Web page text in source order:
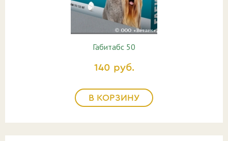
Габитабс 50
140 руб.
В КОРЗИНУ